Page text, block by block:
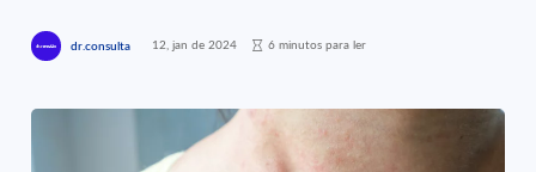
dr.consulta 12, jan de 2024 6 minutos para ler